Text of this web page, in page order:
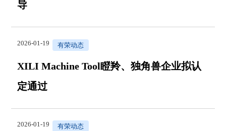
导
2026-01-19 有荣动态
XILI Machine Tool瞪羚、独角兽企业拟认
定通过
2026-01-19 有荣动态